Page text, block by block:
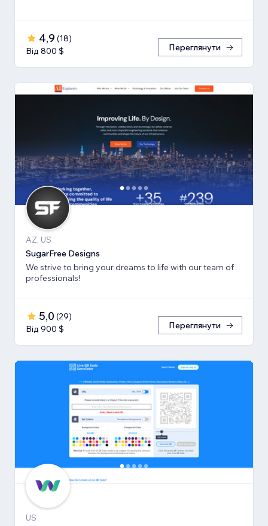
4,9 (18)
Від 800 $
Переглянути
AZ, US
SugarFree Designs
We strive to bring your dreams to life with our team of
professionals!
5,0 (29)
Від 900 $
Переглянути
US